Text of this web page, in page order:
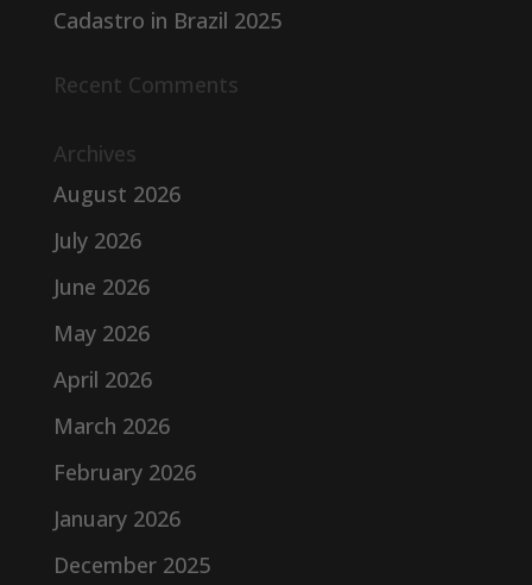
Cadastro in Brazil 2025
Recent Comments
Archives
August 2026
July 2026
June 2026
May 2026
April 2026
March 2026
February 2026
January 2026
December 2025